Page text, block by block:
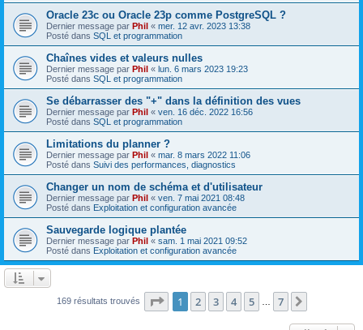
Oracle 23c ou Oracle 23p comme PostgreSQL ?
Dernier message par Phil « mer. 12 avr. 2023 13:38
Posté dans SQL et programmation
Chaînes vides et valeurs nulles
Dernier message par Phil « lun. 6 mars 2023 19:23
Posté dans SQL et programmation
Se débarrasser des "+" dans la définition des vues
Dernier message par Phil « ven. 16 déc. 2022 16:56
Posté dans SQL et programmation
Limitations du planner ?
Dernier message par Phil « mar. 8 mars 2022 11:06
Posté dans Suivi des performances, diagnostics
Changer un nom de schéma et d'utilisateur
Dernier message par Phil « ven. 7 mai 2021 08:48
Posté dans Exploitation et configuration avancée
Sauvegarde logique plantée
Dernier message par Phil « sam. 1 mai 2021 09:52
Posté dans Exploitation et configuration avancée
169 résultats trouvés Page 1sur7
1 2 3 4 5 7